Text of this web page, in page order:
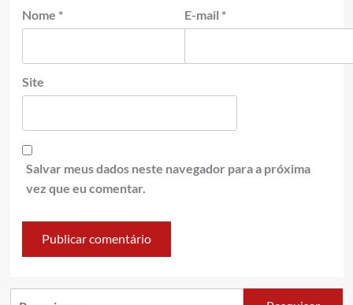
Nome * E-mail *
Site
Salvar meus dados neste navegador para a próxima
vez que eu comentar.